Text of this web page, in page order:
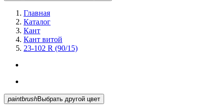
Главная
Каталог
Кант
Кант витой
23-102 R (90/15)
paintbrush Выбрать другой цвет